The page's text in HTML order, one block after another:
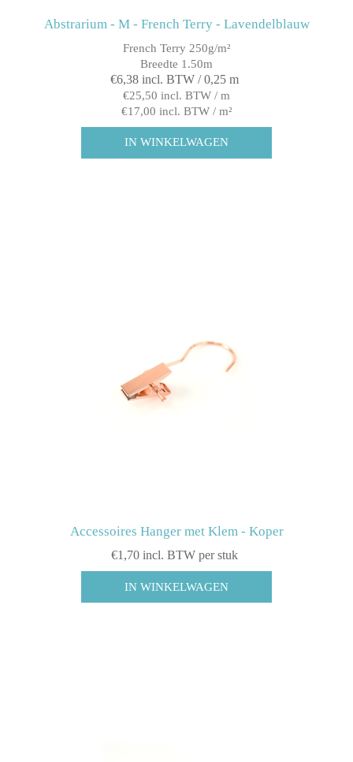
Abstrarium - M - French Terry - Lavendelblauw
French Terry 250g/m²
Breedte 1.50m
€6,38 incl. BTW / 0,25 m
€25,50 incl. BTW / m
€17,00 incl. BTW / m²
Accessoires Hanger met Klem - Koper
€1,70 incl. BTW per stuk